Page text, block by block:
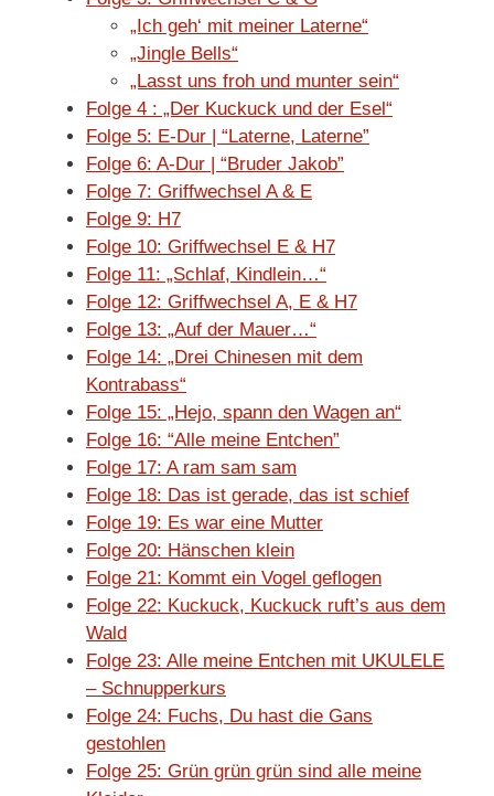
„Ich geh‘ mit meiner Laterne“
„Jingle Bells“
„Lasst uns froh und munter sein“
Folge 4 : „Der Kuckuck und der Esel“
Folge 5: E-Dur | “Laterne, Laterne”
Folge 6: A-Dur | “Bruder Jakob”
Folge 7: Griffwechsel A & E
Folge 9: H7
Folge 10: Griffwechsel E & H7
Folge 11: „Schlaf, Kindlein…“
Folge 12: Griffwechsel A, E & H7
Folge 13: „Auf der Mauer…“
Folge 14: „Drei Chinesen mit dem
Kontrabass“
Folge 15: „Hejo, spann den Wagen an“
Folge 16: “Alle meine Entchen”
Folge 17: A ram sam sam
Folge 18: Das ist gerade, das ist schief
Folge 19: Es war eine Mutter
Folge 20: Hänschen klein
Folge 21: Kommt ein Vogel geflogen
Folge 22: Kuckuck, Kuckuck ruft’s aus dem
Wald
Folge 23: Alle meine Entchen mit UKULELE
– Schnupperkurs
Folge 24: Fuchs, Du hast die Gans
gestohlen
Folge 25: Grün grün grün sind alle meine